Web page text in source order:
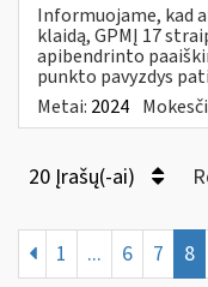
Informuojame, kad
klaidą, GPMĮ 17
apibendrinto
punkto pavyzdys
Metai: 2024
20 Įrašų(-ai)
1 ... 6 7 8